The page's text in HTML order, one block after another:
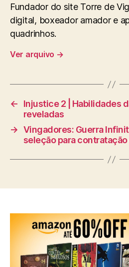
Fundador do site Torre de
digital, boxeador amador e
quadrinhos.
Ver arquivo →
←
Injustice 2 | Habilidades
reveladas
→ Vingadores: Guerra
seleção para